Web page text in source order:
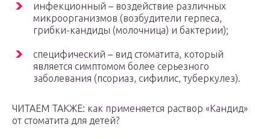
инфекционный – воздействие различных
микроорганизмов (возбудители герпеса,
грибки-кандиды (молочница) и бактерии);
специфический – вид стоматита, который
является симптомом более серьезного
заболевания (псориаз, сифилис, туберкулез).
ЧИТАЕМ ТАКЖЕ: как применяется раствор «Кандид»
от стоматита для детей?